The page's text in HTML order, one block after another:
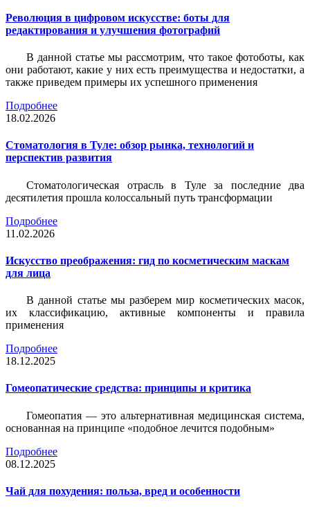
Революция в цифровом искусстве: боты для
редактирования и улучшения фотографий
В данной статье мы рассмотрим, что такое фотоботы, как
они работают, какие у них есть преимущества и недостатки, а
также приведем примеры их успешного применения
Подробнее
18.02.2026
Стоматология в Туле: обзор рынка, технологий и
перспектив развития
Стоматологическая отрасль в Туле за последние два
десятилетия прошла колоссальный путь трансформации
Подробнее
11.02.2026
Искусство преображения: гид по косметическим маскам
для лица
В данной статье мы разберем мир косметических масок,
их классификацию, активные компоненты и правила
применения
Подробнее
18.12.2025
Гомеопатические средства: принципы и критика
Гомеопатия — это альтернативная медицинская система,
основанная на принципе «подобное лечится подобным»
Подробнее
08.12.2025
Чай для похудения: польза, вред и особенности